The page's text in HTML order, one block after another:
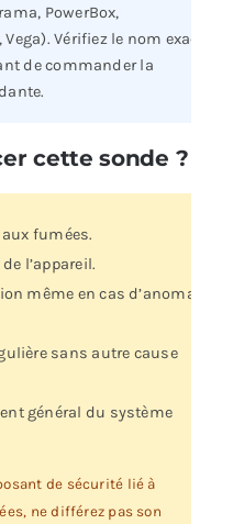
PowerBox,
Vérifiez le nom exact
de commander la
cette sonde ?
fumées.
l’appareil.
même en cas d’anomalie
sans autre cause
général du système
de sécurité lié à
ne différez pas son